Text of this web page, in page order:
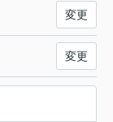
変更
変更